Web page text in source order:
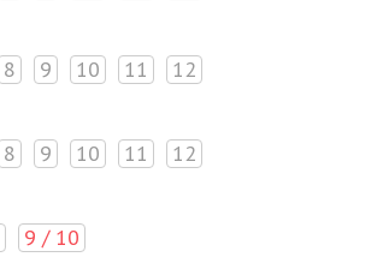
8 9 10 11 12
8 9 10 11 12
9 / 10